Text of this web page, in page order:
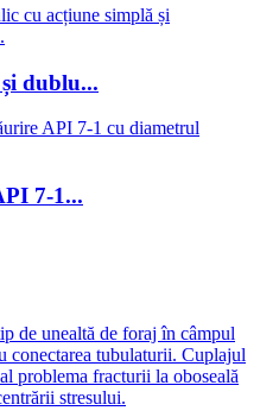
dublu...
7-1...
de unealtă de foraj în câmpul
conectarea tubulaturii. Cuplajul
problema fracturii la oboseală
stresului.